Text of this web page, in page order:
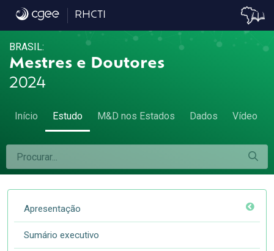
4.4 Exportadores e importadores - 4.4
RHCTI
BRASIL:
Mestres e Doutores
2024
Início Estudo M&D nos Estados Dados Vídeo
Apresentação
Sumário executivo